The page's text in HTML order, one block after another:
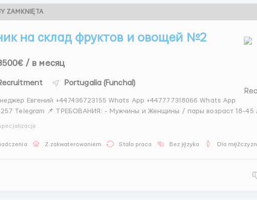
ZAMKNIĘTA
на склад фруктов и овощей №2
/ в месяц
Portugalia (Funchal)
Евгений +447436723155 Whats App +447777318066 Whats App
и Женщины / пары возраст 18-45 лет -
Z zakwaterowaniem Stała praca Bez języka Dla mężczyzn